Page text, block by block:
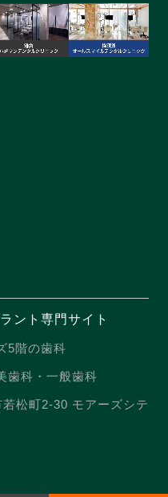
ント専門サイト
5階の歯科
歯科・一般歯科
松町2-30 モアーズシテ